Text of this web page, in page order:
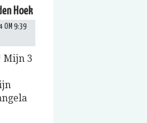
Hoek
OM 9:39
Mijn 3